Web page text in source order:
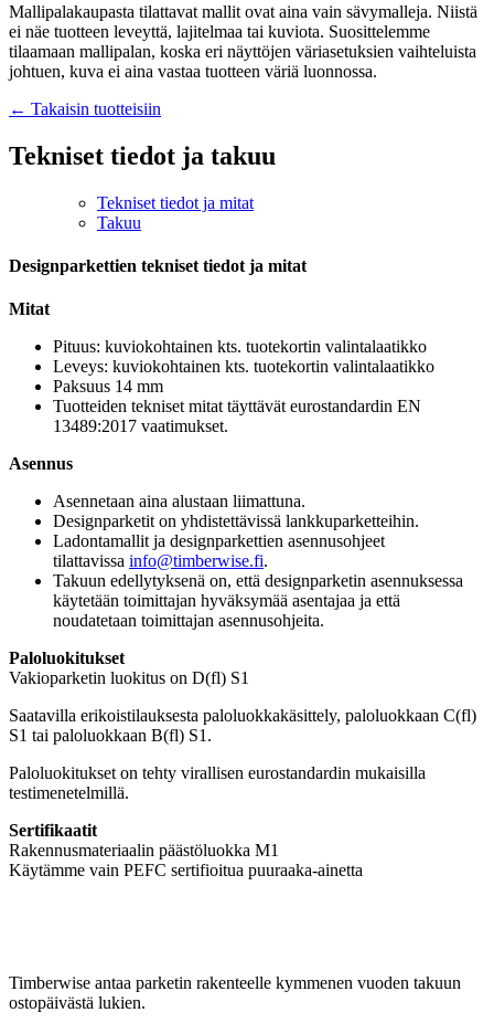
Mallipalakaupasta tilattavat mallit ovat aina vain sävymalleja. Niistä
ei näe tuotteen leveyttä, lajitelmaa tai kuviota. Suosittelemme
tilaamaan mallipalan, koska eri näyttöjen väriasetuksien vaihteluista
johtuen, kuva ei aina vastaa tuotteen väriä luonnossa.
← Takaisin tuotteisiin
Tekniset tiedot ja takuu
Tekniset tiedot ja mitat
Takuu
Designparkettien tekniset tiedot ja mitat
Mitat
Pituus: kuviokohtainen kts. tuotekortin valintalaatikko
Leveys: kuviokohtainen kts. tuotekortin valintalaatikko
Paksuus 14 mm
Tuotteiden tekniset mitat täyttävät eurostandardin EN
13489:2017 vaatimukset.
Asennus
Asennetaan aina alustaan liimattuna.
Designparketit on yhdistettävissä lankkuparketteihin.
Ladontamallit ja designparkettien asennusohjeet
tilattavissa info@timberwise.fi.
Takuun edellytyksenä on, että designparketin asennuksessa
käytetään toimittajan hyväksymää asentajaa ja että
noudatetaan toimittajan asennusohjeita.
Paloluokitukset
Vakioparketin luokitus on D(fl) S1
Saatavilla erikoistilauksesta paloluokkakäsittely, paloluokkaan C(fl)
S1 tai paloluokkaan B(fl) S1.
Paloluokitukset on tehty virallisen eurostandardin mukaisilla
testimenetelmillä.
Sertifikaatit
Rakennusmateriaalin päästöluokka M1
Käytämme vain PEFC sertifioitua puuraaka-ainetta
Timberwise antaa parketin rakenteelle kymmenen vuoden takuun
ostopäivästä lukien.